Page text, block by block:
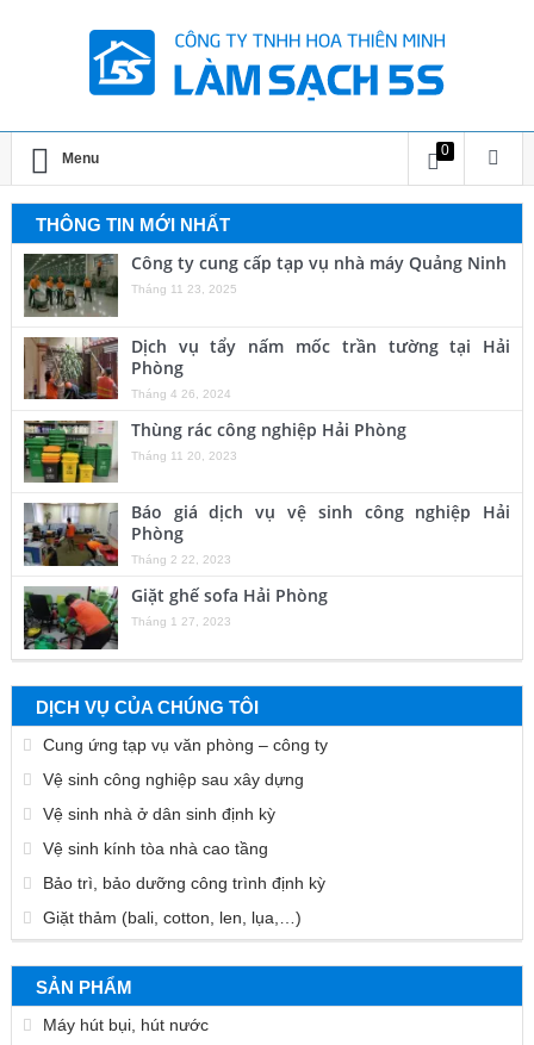
Menu 0
THÔNG TIN MỚI NHẤT
Công ty cung cấp tạp vụ nhà máy Quảng Ninh
Tháng 11 23, 2025
Dịch vụ tẩy nấm mốc trần tường tại Hải
Phòng
Tháng 4 26, 2024
Thùng rác công nghiệp Hải Phòng
Tháng 11 20, 2023
Báo giá dịch vụ vệ sinh công nghiệp Hải
Phòng
Tháng 2 22, 2023
Giặt ghế sofa Hải Phòng
Tháng 1 27, 2023
DỊCH VỤ CỦA CHÚNG TÔI
Cung ứng tạp vụ văn phòng – công ty
Vệ sinh công nghiệp sau xây dựng
Vệ sinh nhà ở dân sinh định kỳ
Vệ sinh kính tòa nhà cao tầng
Bảo trì, bảo dưỡng công trình định kỳ
Giặt thảm (bali, cotton, len, lụa,…)
SẢN PHẨM
Máy hút bụi, hút nước